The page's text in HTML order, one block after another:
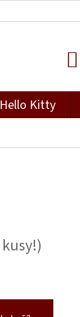
Hello Kitty